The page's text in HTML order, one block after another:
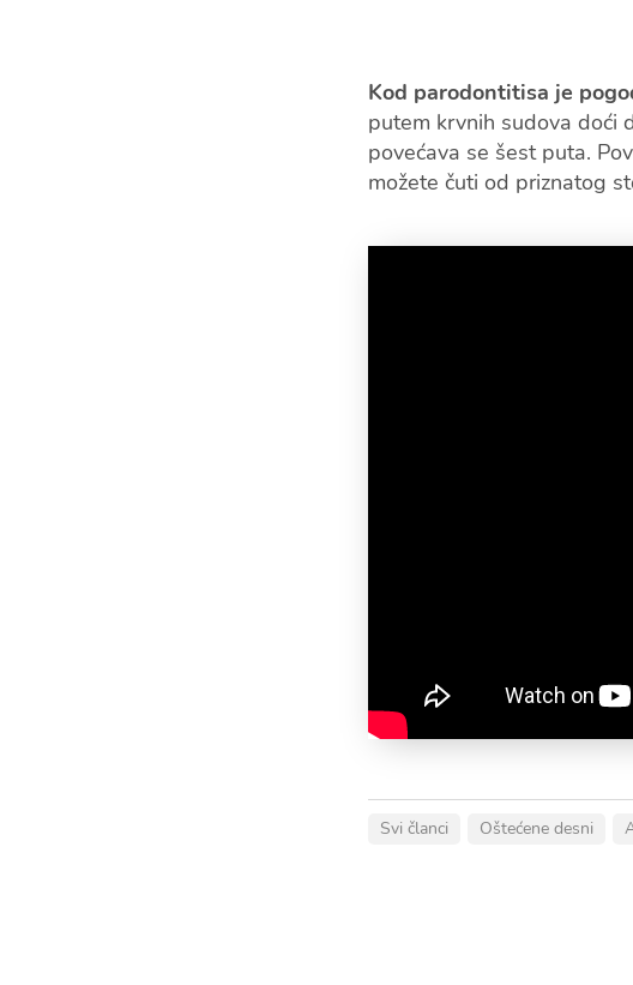
Kod parodontitisa je
putem krvnih sudova doći
povećava se šest puta.
možete čuti od priznatog
Svi članci Oštećene desni